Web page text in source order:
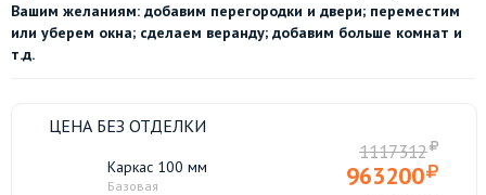
Вашим желаниям: добавим перегородки и двери; переместим
или уберем окна; сделаем веранду; добавим больше комнат и
т.д.
ЦЕНА БЕЗ ОТДЕЛКИ
Каркас 100 мм
Базовая
1117312
963200